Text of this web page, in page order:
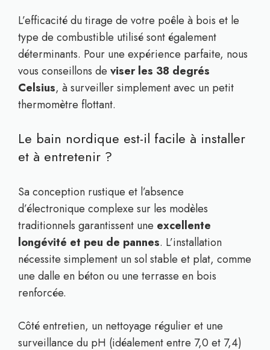
L’efficacité du tirage de votre poêle à bois et le
type de combustible utilisé sont également
déterminants. Pour une expérience parfaite, nous
vous conseillons de viser les 38 degrés
Celsius, à surveiller simplement avec un petit
thermomètre flottant.
Le bain nordique est-il facile à installer
et à entretenir ?
Sa conception rustique et l’absence
d’électronique complexe sur les modèles
traditionnels garantissent une excellente
longévité et peu de pannes. L’installation
nécessite simplement un sol stable et plat, comme
une dalle en béton ou une terrasse en bois
renforcée.
Côté entretien, un nettoyage régulier et une
surveillance du pH (idéalement entre 7,0 et 7,4)